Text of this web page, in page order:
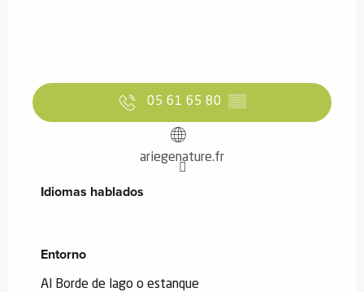
05 61 65 80 ▒▒
ariegenature.fr
Idiomas hablados
Idiomas hablados
Entorno
Entorno
Al Borde de lago o estanque